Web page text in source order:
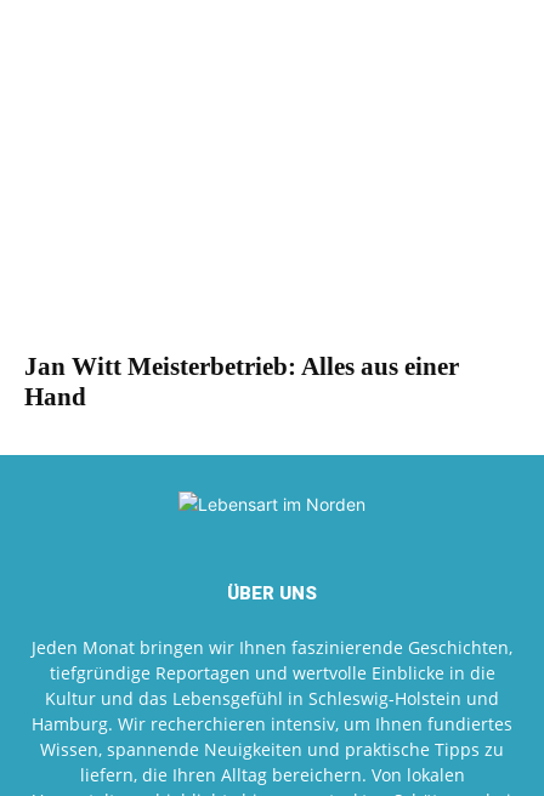
Jan Witt Meisterbetrieb: Alles aus einer
Hand
ÜBER UNS
Jeden Monat bringen wir Ihnen faszinierende Geschichten,
tiefgründige Reportagen und wertvolle Einblicke in die
Kultur und das Lebensgefühl in Schleswig-Holstein und
Hamburg. Wir recherchieren intensiv, um Ihnen fundiertes
Wissen, spannende Neuigkeiten und praktische Tipps zu
liefern, die Ihren Alltag bereichern. Von lokalen